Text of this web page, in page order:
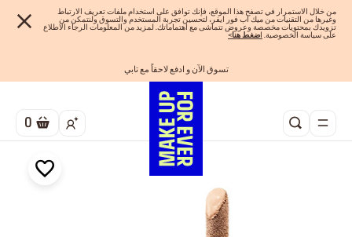
من خلال الاستمرار في تصفح هذا الموقع، فإنك توافق على استخدام ملفات تعريف الارتباط
وغيرها من التقنيات من ميك اب فور ايفر، لتحسين تجربة المستخدم والتسوق ولنتمكن من
تزويدك بمحتويات مخصصة وعروض تتماشى مع اهتماماتك. لمزيد من المعلومات الرجاء الاطلاع
على سياسة الخصوصية. ضغط هنا>
شحن مجاني لجميع الطلبات
تسوق الآن و ادفع لاحقاً مع تابي
اهدي مجموعاتك المفضلة! تسوق الآن
الفرصة الأخيرة: خصم 25% على خطوط مختارة
0